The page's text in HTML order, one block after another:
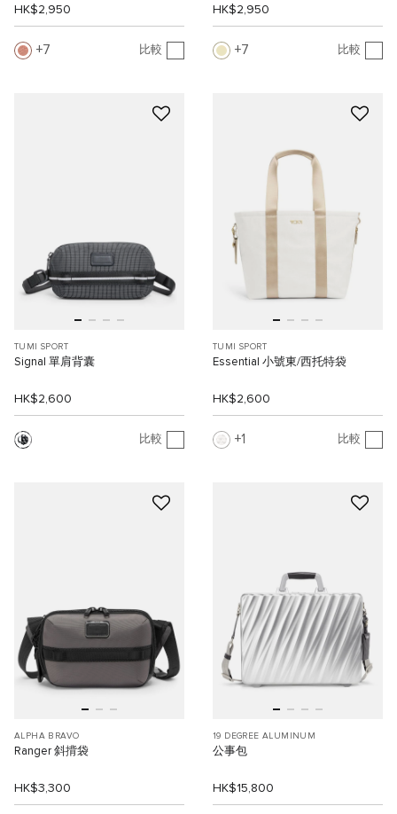
HK$2,950
7 比較
HK$2,950
7 比較
TUMI SPORT
Signal 單肩背囊
HK$2,600
比較
TUMI SPORT
Essential 小號東/西托特袋
HK$2,600
1 比較
ALPHA BRAVO
Ranger 斜揹袋
HK$3,300
19 DEGREE ALUMINUM
公事包
HK$15,800